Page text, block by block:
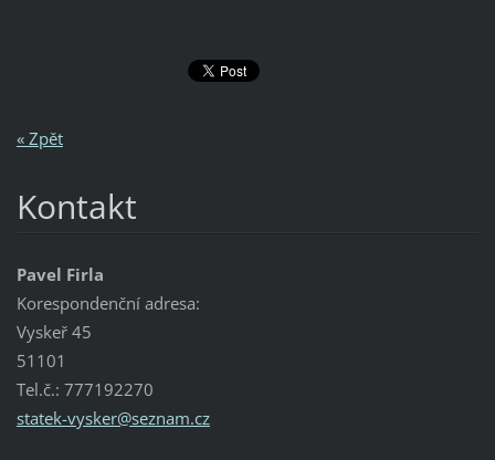
« Zpět
Kontakt
Pavel Firla
Korespondenční adresa:
Vyskeř 45
51101
Tel.č.: 777192270
statek-vysker@seznam.cz